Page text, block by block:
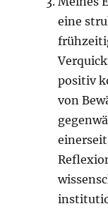
eine
positiv
von